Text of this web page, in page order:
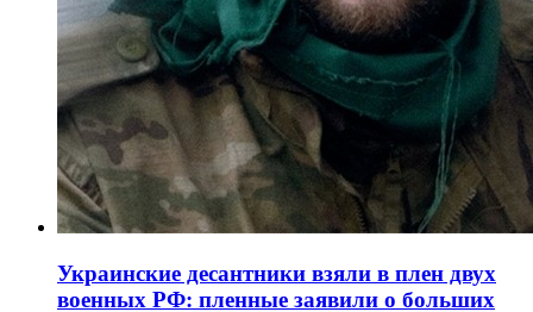
Украинские десантники взяли в плен двух
военных РФ: пленные заявили о больших